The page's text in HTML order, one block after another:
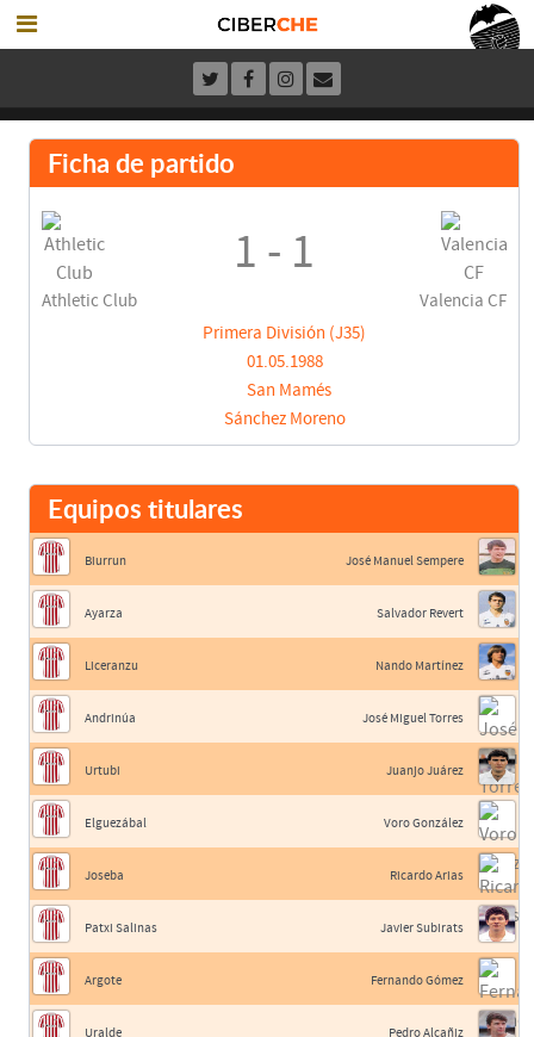
Ficha de partido
Athletic Club
1 - 1
Valencia CF
Primera División (J35)
01.05.1988
San Mamés
Sánchez Moreno
Equipos titulares
Biurrun
Ayarza
Liceranzu
Andrinúa
Urtubi
Elguezábal
Joseba
Patxi Salinas
Argote
Uralde
José Manuel Sempere
Salvador Revert
Nando Martínez
José Miguel Torres
Juanjo Juárez
Voro González
Ricardo Arias
Javier Subirats
Fernando Gómez
Pedro Alcañiz